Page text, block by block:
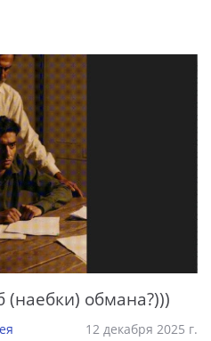
обмана?)))
12 декабря 2025 г.